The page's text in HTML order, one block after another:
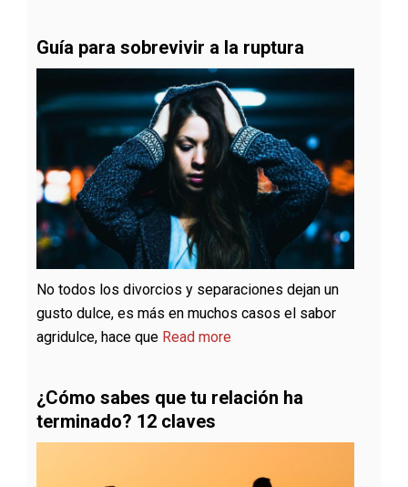
Guía para sobrevivir a la ruptura
No todos los divorcios y separaciones dejan un
gusto dulce, es más en muchos casos el sabor
agridulce, hace que Read more
¿Cómo sabes que tu relación ha
terminado? 12 claves